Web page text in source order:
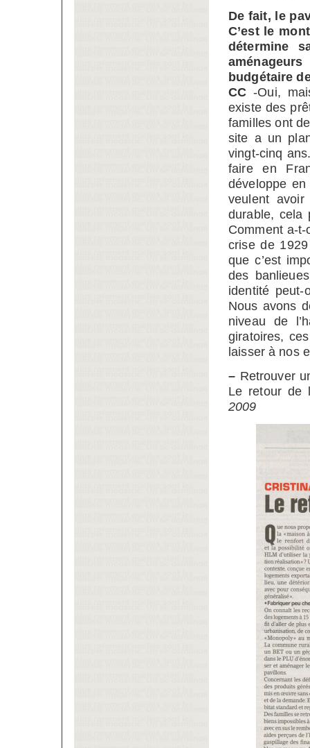
De fait, le
C’est le
détermine
budgétaire
CC -Oui,
existe des
familles ont
site a un
vingt-cinq
faire en
développe
veulent avoir
durable, cela
Comment a-
crise de
que c’est
des
identité
Nous avons
niveau de
giratoires,
laisser à nos
– Retrouver
Le retour de
2009